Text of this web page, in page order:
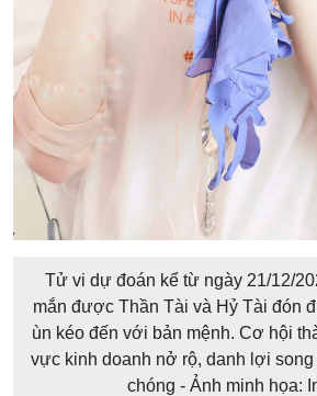
Tử vi dự đoán kể từ ngày 21/12/
mắn được Thần Tài và Hỷ Tài đón
ùn kéo đến với bản mệnh. Cơ hội
vực kinh doanh nở rộ, danh lợi song
chóng - Ảnh minh họa: